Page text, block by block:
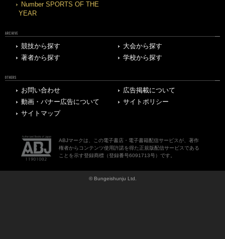
Number SPORTS OF THE
YEAR
ARCHIVE
競技から探す
大会から探す
著者から探す
学校から探す
OTHERS
お問い合わせ
広告掲載について
動画・バナー広告について
サイトポリシー
サイトマップ
ABJマークは、この電子書店・電子書籍配信サービスが、著作
権者からコンテンツ使用許諾を得た正規版配信サービスである
ことを示す登録商標（登録番号6091713号）です。
© Bungeishunju Ltd.